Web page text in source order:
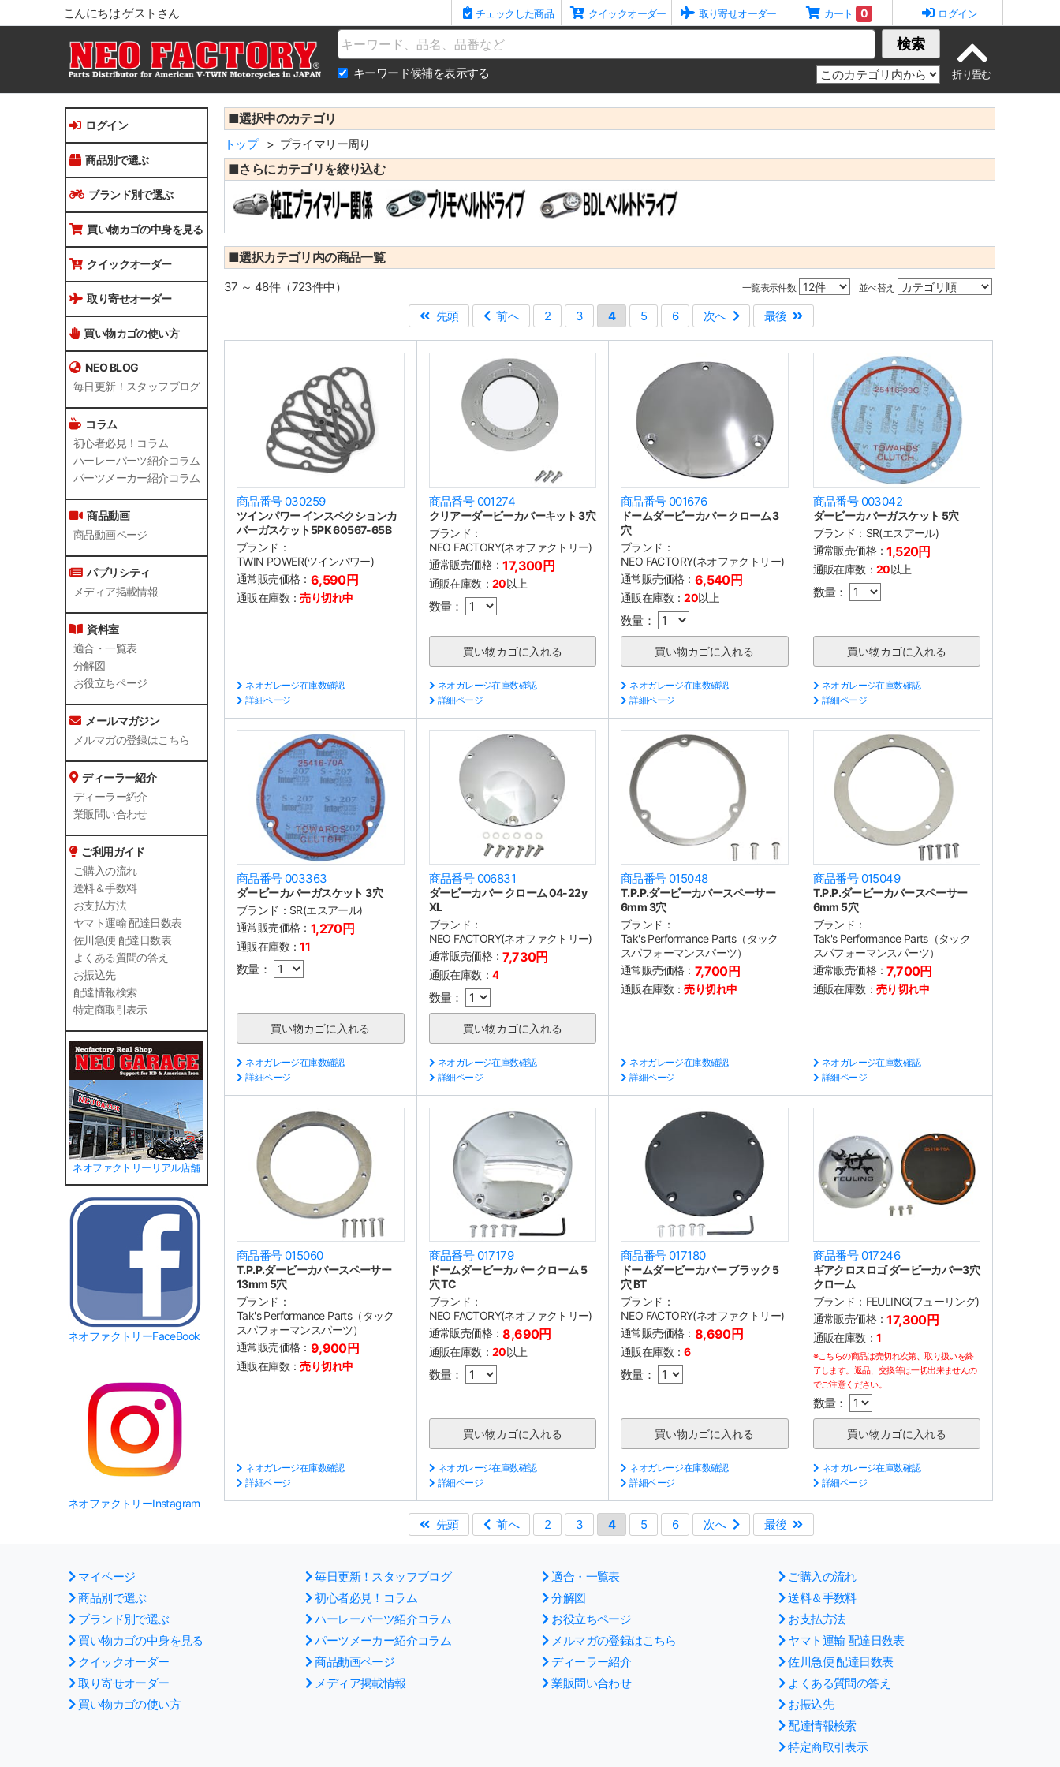
こんにちは ゲストさん チェックした商品 クイックオーダー 取り寄せオーダー カート 0 ログイン
Name 検索
キーワード候補を表示する
ログイン
商品別で選ぶ
ブランド別で選ぶ
買い物カゴの中身を見る
クイックオーダー
取り寄せオーダー
買い物カゴの使い方
NEO BLOG
毎日更新！スタッフブログ
コラム
初心者必見！コラム
ハーレーパーツ紹介コラム
パーツメーカー紹介コラム
商品動画
商品動画ページ
パブリシティ
メディア掲載情報
資料室
適合・一覧表
分解図
お役立ちページ
メールマガジン
メルマガの登録はこちら
ディーラー紹介
ディーラー紹介
業販問い合わせ
ご利用ガイド
ご購入の流れ
送料＆手数料
お支払方法
ヤマト運輸 配達日数表
佐川急便 配達日数表
よくある質問の答え
お振込先
配達情報検索
特定商取引表示
ネオファクトリーリアル店舗
ネオファクトリーFaceBook
ネオファクトリーInstagram
■選択中のカテゴリ
トップ プライマリー周り
■さらにカテゴリを絞り込む
■選択カテゴリ内の商品一覧
一覧表示件数 並べ替え
37 ～ 48件（723件中）
先頭
前へ 2 3 4 5 6 次へ 最後
商品番号 030259
ツインパワー インスペクションカ
バーガスケット5PK 60567-65B
ブランド：
TWIN POWER(ツインパワー)
通常販売価格： 6,590円
通販在庫数：売り切れ中
ネオガレージ在庫数確認
詳細ページ
商品番号 001274
クリアーダービーカバーキット 3穴
ブランド：
NEO FACTORY(ネオファクトリー)
通常販売価格：17,300円
通販在庫数： 20以上
数量：
ネオガレージ在庫数確認
詳細ページ
商品番号 001676
ドームダービーカバー クローム 3
穴
ブランド：
NEO FACTORY(ネオファクトリー)
通常販売価格： 6,540円
通販在庫数：20以上
数量：
ネオガレージ在庫数確認
詳細ページ
商品番号 003042
ダービーカバーガスケット 5穴
ブランド： SR(エスアール)
通常販売価格：1,520円
通販在庫数： 20以上
数量：
ネオガレージ在庫数確認
詳細ページ
商品番号 003363
ダービーカバーガスケット 3穴
ブランド： SR(エスアール)
通常販売価格： 1,270円
通販在庫数：11
数量：
ネオガレージ在庫数確認
詳細ページ
商品番号 006831
ダービーカバー クローム 04-22y
XL
ブランド：
NEO FACTORY(ネオファクトリー)
通常販売価格：7,730円
通販在庫数： 4
数量：
ネオガレージ在庫数確認
詳細ページ
商品番号 015048
T.P.P.ダービーカバースペーサー
6mm 3穴
ブランド：
Tak's Performance Parts（タック
スパフォーマンスパーツ）
通常販売価格： 7,700円
通販在庫数：売り切れ中
ネオガレージ在庫数確認
詳細ページ
商品番号 015049
T.P.P.ダービーカバースペーサー
6mm 5穴
ブランド：
Tak's Performance Parts（タック
スパフォーマンスパーツ）
通常販売価格：7,700円
通販在庫数： 売り切れ中
ネオガレージ在庫数確認
詳細ページ
商品番号 015060
T.P.P.ダービーカバースペーサー
13mm 5穴
ブランド：
Tak's Performance Parts（タック
スパフォーマンスパーツ）
通常販売価格： 9,900円
通販在庫数：売り切れ中
ネオガレージ在庫数確認
詳細ページ
商品番号 017179
ドームダービーカバー クローム 5
穴 TC
ブランド：
NEO FACTORY(ネオファクトリー)
通常販売価格：8,690円
通販在庫数： 20以上
数量：
ネオガレージ在庫数確認
詳細ページ
商品番号 017180
ドームダービーカバー ブラック 5
穴 BT
ブランド：
NEO FACTORY(ネオファクトリー)
通常販売価格： 8,690円
通販在庫数：6
数量：
ネオガレージ在庫数確認
詳細ページ
商品番号 017246
ギアクロスロゴ ダービーカバー3穴
クローム
ブランド： FEULING(フューリング)
通常販売価格：17,300円
通販在庫数： 1
※こちらの商品は売切れ次第、取り扱いを終
了します。返品、交換等は一切出来ませんの
でご注意ください。
数量：
ネオガレージ在庫数確認
詳細ページ
先頭 前へ 2 3 4 5 6 次へ 最後
マイページ
商品別で選ぶ
ブランド別で選ぶ
買い物カゴの中身を見る
クイックオーダー
取り寄せオーダー
買い物カゴの使い方
毎日更新！スタッフブログ
初心者必見！コラム
ハーレーパーツ紹介コラム
パーツメーカー紹介コラム
商品動画ページ
メディア掲載情報
適合・一覧表
分解図
お役立ちページ
メルマガの登録はこちら
ディーラー紹介
業販問い合わせ
ご購入の流れ
送料＆手数料
お支払方法
ヤマト運輸 配達日数表
佐川急便 配達日数表
よくある質問の答え
お振込先
配達情報検索
特定商取引表示